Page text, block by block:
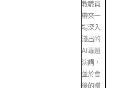
教職員
帶來一
場深入
淺出的
AI專題
演講，
並於會
後的贈